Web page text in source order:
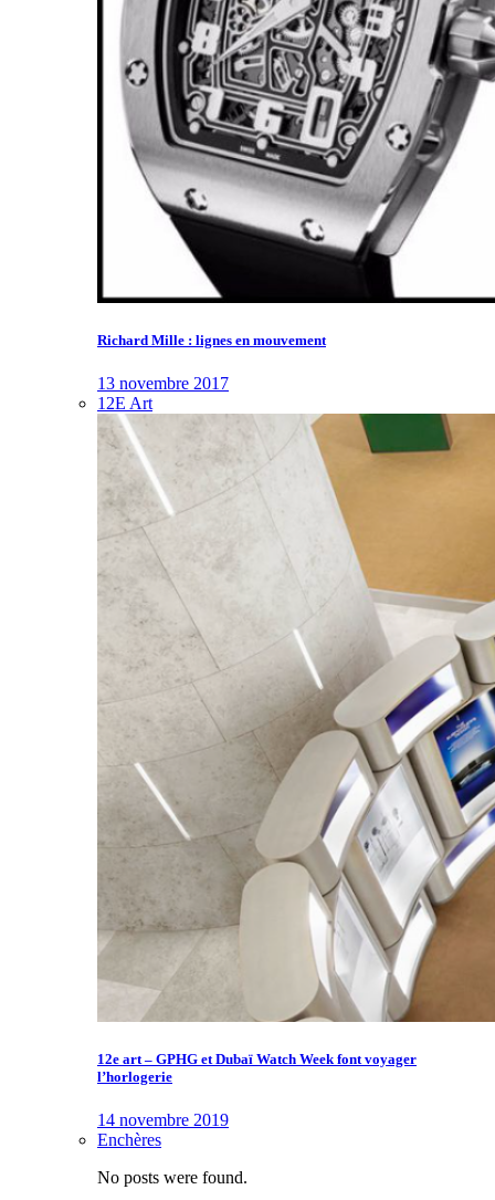
Richard Mille : lignes en mouvement
13 novembre 2017
12E Art
12e art – GPHG et Dubaï Watch Week font voyager
l’horlogerie
14 novembre 2019
Enchères
No posts were found.